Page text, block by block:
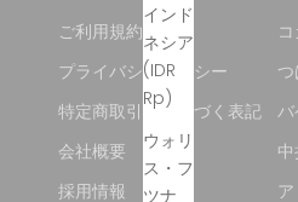
インド
ネシア
(IDR
Rp)
ウォリ
ス・フ
ツナ
ご利用規約
プライバシーポリシー
特定商取引法に基づく表記
会社概要
採用情報
バ